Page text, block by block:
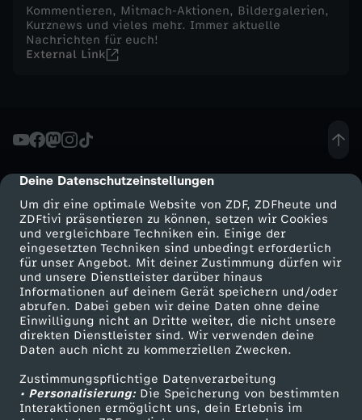
cmp-dialog-description
Deine Datenschutzeinstellungen
Um dir eine optimale Website von ZDF, ZDFheute und
ZDFtivi präsentieren zu können, setzen wir Cookies
und vergleichbare Techniken ein. Einige der
eingesetzten Techniken sind unbedingt erforderlich
für unser Angebot. Mit deiner Zustimmung dürfen wir
und unsere Dienstleister darüber hinaus
Informationen auf deinem Gerät speichern und/oder
abrufen. Dabei geben wir deine Daten ohne deine
Einwilligung nicht an Dritte weiter, die nicht unsere
direkten Dienstleister sind. Wir verwenden deine
Daten auch nicht zu kommerziellen Zwecken.
Zustimmungspflichtige Datenverarbeitung
• Personalisierung:Die Speicherung von bestimmten
Interaktionen ermöglicht uns, dein Erlebnis im
w
o
h
,
1
0
.
J
u
n
Kommentieren, Mitmach-Aktionen, Bildergalerien,
Kurznews und vieles mehr. Immer aktuelle
Nachrichten für euch!
External Link
Mehr ZDF
ZDF-Apps
Smart TV
ZDFtext
Livestreams
Sendungen A-Z
Service
ZDFmitreden
Kontakt zum ZDF
Tickets
Zuschauerservice
Hilfe